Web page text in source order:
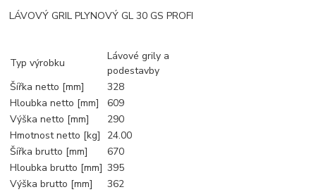
LÁVOVÝ GRIL PLYNOVÝ GL 30 GS PROFI
Typ výrobku
Lávové grily a
podestavby
Šířka netto [mm]
328
Hloubka netto [mm]
609
Výška netto [mm]
290
Hmotnost netto [kg]
24.00
Šířka brutto [mm]
670
Hloubka brutto [mm] 395
Výška brutto [mm]
362